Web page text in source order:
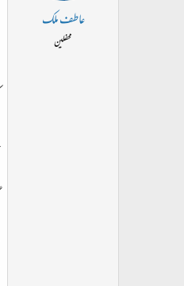
بعاطف ملک
محفلین